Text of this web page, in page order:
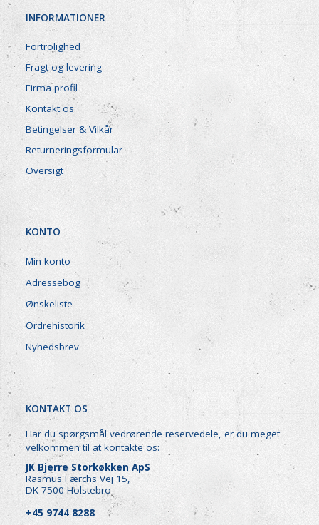
INFORMATIONER
Fortrolighed
Fragt og levering
Firma profil
Kontakt os
Betingelser & Vilkår
Returneringsformular
Oversigt
KONTO
Min konto
Adressebog
Ønskeliste
Ordrehistorik
Nyhedsbrev
KONTAKT OS
Har du spørgsmål vedrørende reservedele, er du meget
velkommen til at kontakte os:
JK Bjerre Storkøkken ApS
Rasmus Færchs Vej 15,
DK-7500 Holstebro
+45 9744 8288